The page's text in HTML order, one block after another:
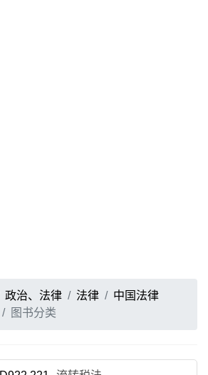
政治、法律 法律
中国法律
图书分类